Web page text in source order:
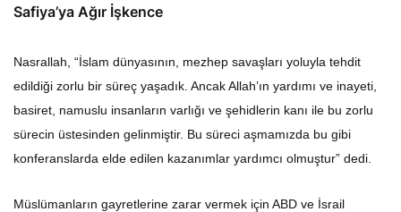
Safiya’ya Ağır İşkence
Nasrallah, “İslam dünyasının, mezhep savaşları yoluyla tehdit
edildiği zorlu bir süreç yaşadık. Ancak Allah’ın yardımı ve inayeti,
basiret, namuslu insanların varlığı ve şehidlerin kanı ile bu zorlu
sürecin üstesinden gelinmiştir. Bu süreci aşmamızda bu gibi
konferanslarda elde edilen kazanımlar yardımcı olmuştur” dedi.
Müslümanların gayretlerine zarar vermek için ABD ve İsrail